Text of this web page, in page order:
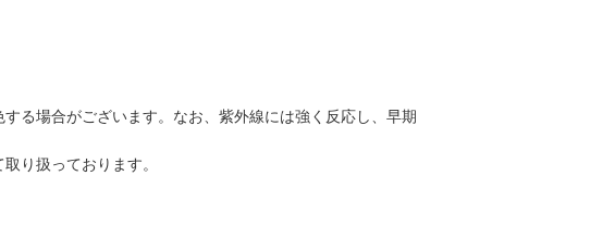
る場合がございます。なお、紫外線には強く反応し、早期
り扱っております。